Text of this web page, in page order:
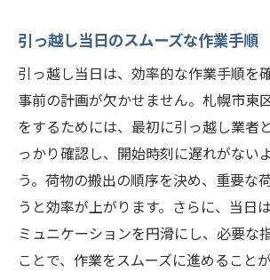
引っ越し当日のスムーズな作業手順
引っ越し当日は、効率的な作業手順を
事前の計画が欠かせません。札幌市東
をするためには、最初に引っ越し業者
っかり確認し、開始時刻に遅れがない
う。荷物の搬出の順序を決め、重要な
うと効率が上がります。さらに、当日
ミュニケーションを円滑にし、必要な
ことで、作業をスムーズに進めることが